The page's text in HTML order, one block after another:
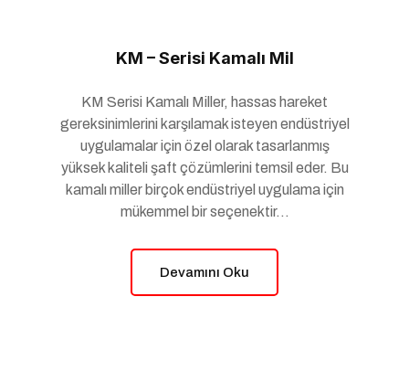
KM – Serisi Kamalı Mil
KM Serisi Kamalı Miller, hassas hareket
gereksinimlerini karşılamak isteyen endüstriyel
uygulamalar için özel olarak tasarlanmış
yüksek kaliteli şaft çözümlerini temsil eder. Bu
kamalı miller birçok endüstriyel uygulama için
mükemmel bir seçenektir...
Devamını Oku